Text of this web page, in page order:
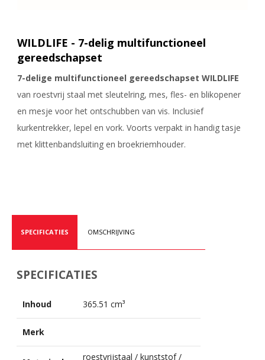
WILDLIFE - 7-delig multifunctioneel
gereedschapset
7-delige multifunctioneel gereedschapset WILDLIFE
van roestvrij staal met sleutelring, mes, fles- en blikopener
en mesje voor het ontschubben van vis. Inclusief
kurkentrekker, lepel en vork. Voorts verpakt in handig tasje
met klittenbandsluiting en broekriemhouder.
SPECIFICATIES OMSCHRIJVING
SPECIFICATIES
Inhoud 365.51 cm³
Merk
roestvrijstaal / kunststof /